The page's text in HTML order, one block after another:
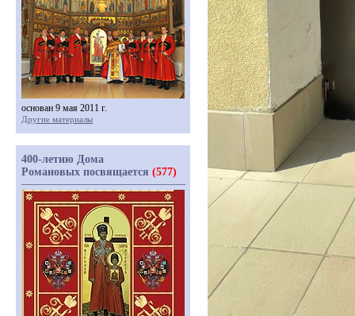
основан 9 мая 2011 г.
Другие материалы
400-летию Дома
Романовых посвящается (577)